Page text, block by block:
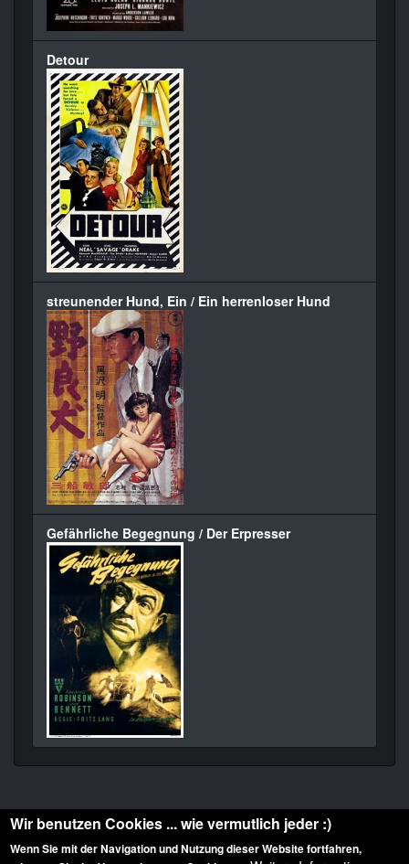
Detour
streunender Hund, Ein / Ein herrenloser Hund
Gefährliche Begegnung / Der Erpresser
Wir benutzen Cookies ... wie vermutlich jeder :)
Wenn Sie mit der Navigation und Nutzung dieser Website fortfahren,